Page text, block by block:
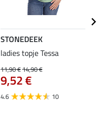
STONEDEEK
ladies topje Tessa
11,90 €14,90 €
9,52 €
4.6 10